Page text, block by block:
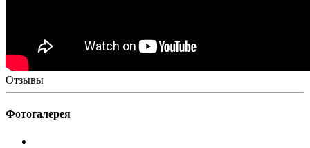
Отзывы
Фотогалерея